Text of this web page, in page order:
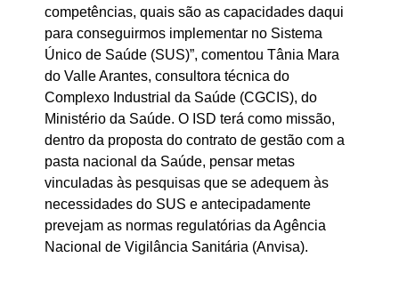
competências, quais são as capacidades daqui
para conseguirmos implementar no Sistema
Único de Saúde (SUS)”, comentou Tânia Mara
do Valle Arantes, consultora técnica do
Complexo Industrial da Saúde (CGCIS), do
Ministério da Saúde. O ISD terá como missão,
dentro da proposta do contrato de gestão com a
pasta nacional da Saúde, pensar metas
vinculadas às pesquisas que se adequem às
necessidades do SUS e antecipadamente
prevejam as normas regulatórias da Agência
Nacional de Vigilância Sanitária (Anvisa).